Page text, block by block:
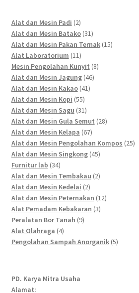
Alat dan Mesin Padi 22
products
Alat dan Mesin Batako 3131
products
Alat dan Mesin Pakan Ternak 1515
Alat Laboratorium 1111
products
Mesin Pengolahan Kunyit 88
Alat dan Mesin Jagung 4646
Alat dan Mesin Kakao 4141
Alat dan Mesin Kopi 5555
products
Alat dan Mesin Sagu 3131
products
Alat dan Mesin Gula Semut 2828
Alat dan Mesin Kelapa 6767
products
Alat dan Mesin Pengolahan Kompos 2525
Alat dan Mesin Singkong 4545
Furnitur lab 3434
products
Alat dan Mesin Tembakau 22
Alat dan Mesin Kedelai 22
products
Alat dan Mesin Peternakan 1212
Alat Pemadam Kebakaran 33
Peralatan Bor Tanah 99
Alat Olahraga 44
products
Pengolahan Sampah Anorganik 55
PD. Karya Mitra Usaha
Alamat: